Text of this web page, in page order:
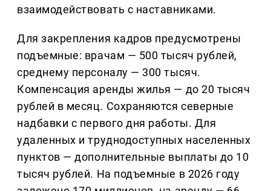
взаимодействовать с наставниками.
Для закрепления кадров предусмотрены
подъемные: врачам — 500 тысяч рублей,
среднему персоналу — 300 тысяч.
Компенсация аренды жилья — до 20 тысяч
рублей в месяц. Сохраняются северные
надбавки с первого дня работы. Для
удаленных и труднодоступных населенных
пунктов — дополнительные выплаты до 10
тысяч рублей. На подъемные в 2026 году